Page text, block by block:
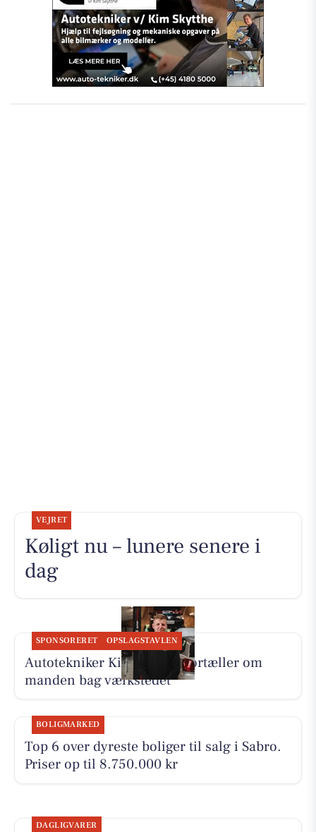
VEJRET
Køligt nu – lunere senere i
dag
SPONSORERET OPSLAGSTAVLEN
Autotekniker Kim Skytthe fortæller om
manden bag værkstedet
BOLIGMARKED
Top 6 over dyreste boliger til salg i Sabro.
Priser op til 8.750.000 kr
DAGLIGVARER